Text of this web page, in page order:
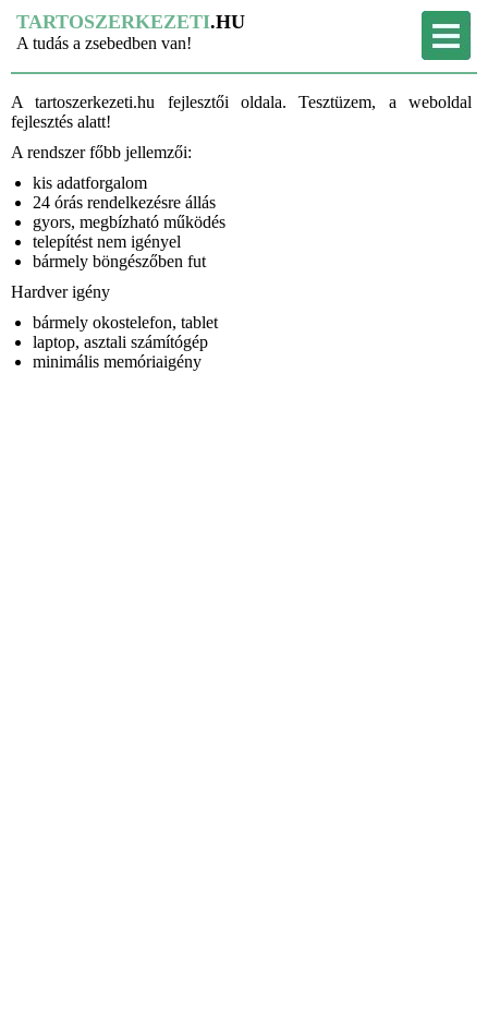
TARTOSZERKEZETI.HU
A tudás a zsebedben van!
A tartoszerkezeti.hu fejlesztői oldala. Tesztüzem, a weboldal
fejlesztés alatt!
A rendszer főbb jellemzői:
kis adatforgalom
24 órás rendelkezésre állás
gyors, megbízható működés
telepítést nem igényel
bármely böngészőben fut
Hardver igény
bármely okostelefon, tablet
laptop, asztali számítógép
minimális memóriaigény